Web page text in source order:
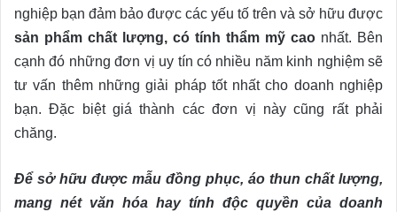
nghiệp bạn đảm bảo được các yếu tố trên và sở hữu được
sản phẩm chất lượng, có tính thẩm mỹ cao nhất. Bên
cạnh đó những đơn vị uy tín có nhiều năm kinh nghiệm sẽ
tư vấn thêm những giải pháp tốt nhất cho doanh nghiệp
bạn. Đặc biệt giá thành các đơn vị này cũng rất phải
chăng.
Để sở hữu được mẫu đồng phục, áo thun chất lượng,
mang nét văn hóa hay tính độc quyền của doanh